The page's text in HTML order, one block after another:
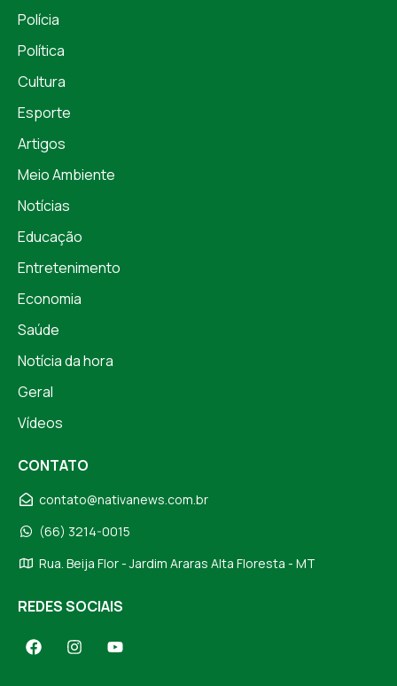
Polícia
Política
Cultura
Esporte
Artigos
Meio Ambiente
Notícias
Educação
Entretenimento
Economia
Saúde
Notícia da hora
Geral
Vídeos
CONTATO
contato@nativanews.com.br
(66) 3214-0015
Rua. Beija Flor - Jardim Araras Alta Floresta - MT
REDES SOCIAIS